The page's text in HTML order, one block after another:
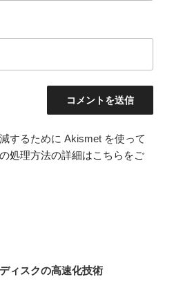
するために Akismet を使って
処理方法の詳細はこちらをご
ィスクの高速化技術